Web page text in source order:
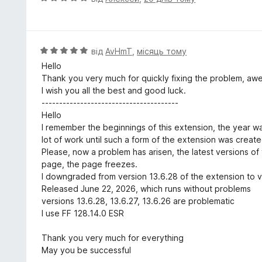
к
5
з
5
О
ц
н
а
5
з
5
відAvHmT ,місяць тому
Hello
Thank you very much for quickly fixing the problem,
I wish you all the best and good luck.
---------------------------------------
Hello
I remember the beginnings of this extension, the year
lot of work until such a form of the extension was
Please, now a problem has arisen, the latest versions
page, the page freezes.
I downgraded from version 13.6.28 of the extension to
Released June 22, 2026, which runs without problems
versions 13.6.28, 13.6.27, 13.6.26 are problematic
I use FF 128.14.0 ESR
Thank you very much for everything
May you be successful